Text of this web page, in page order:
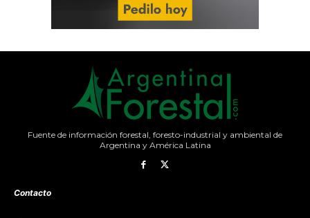
Fuente de información forestal, foresto-industrial y ambiental de
Argentina y América Latina
Contacto